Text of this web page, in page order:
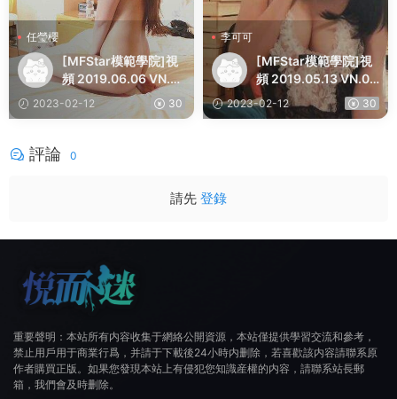
任瑩櫻
[MFStar模範學院]視
頻 2019.06.06 VN.0
42 任瑩櫻 Jenny
2023-02-12 30
李可可
[MFStar模範學院]視
頻 2019.05.13 VN.04
1 李可可
2023-02-12 30
評論 0
請先 登錄
重要聲明：本站所有内容收集于網絡公開資源，本站僅提供學習交流和參考，
禁止用戶用于商業行爲，并請于下載後24小時内删除，若喜歡該内容請聯系原
作者購買正版。如果您發現本站上有侵犯您知識産權的内容，請聯系站長郵
箱，我們會及時删除。